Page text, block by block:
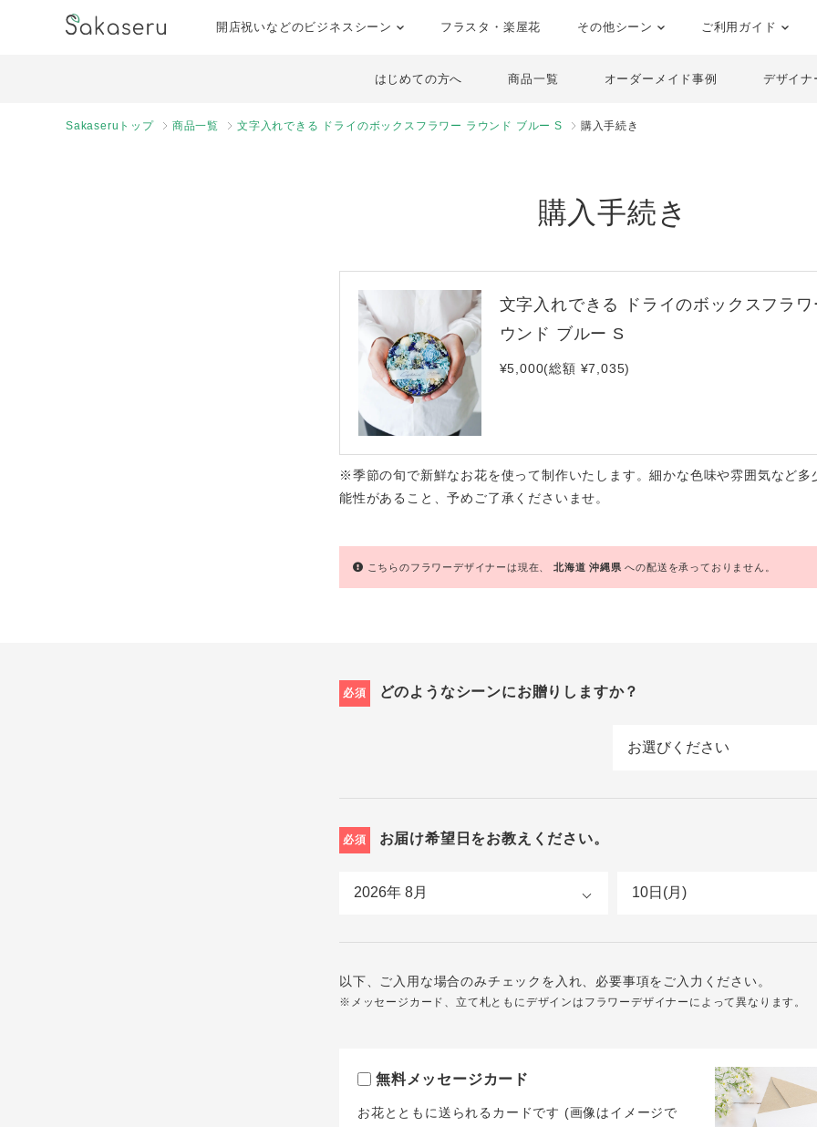
開店祝いなどのビジネスシーン フラスタ・楽屋花 その他シーン ご利用ガイド
はじめての方へ 商品一覧 オーダーメイド事例 デザイナ
Sakaseruトップ 商品一覧 文字入れできる ドライのボックスフラワー ラウンド ブルー S 購入手続き
購入手続き
文字入れできる ドライのボックスフラ
ウンド ブルー S
¥5,000(総額 ¥7,035)
※季節の旬で新鮮なお花を使って制作いたします。細かな色味や雰囲気など多
能性があること、予めご了承くださいませ。
こちらのフラワーデザイナーは現在、北海道沖縄県への配送を承っておりません。
必須 どのようなシーンにお贈りしますか？
必須 お届け希望日をお教えください。
以下、ご入用な場合のみチェックを入れ、必要事項をご入力ください。
※メッセージカード、立て札ともにデザインはフラワーデザイナーによって異なります。
無料メッセージカード
お花とともに送られるカードです (画像はイメージで